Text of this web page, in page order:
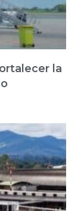
la